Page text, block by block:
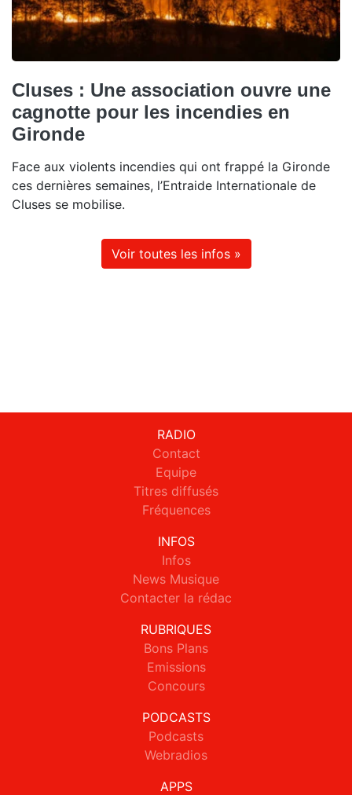
Cluses : Une association ouvre une
cagnotte pour les incendies en
Gironde
Face aux violents incendies qui ont frappé la Gironde
ces dernières semaines, l’Entraide Internationale de
Cluses se mobilise.
Voir toutes les infos »
RADIO
Contact
Equipe
Titres diffusés
Fréquences
INFOS
Infos
News Musique
Contacter la rédac
RUBRIQUES
Bons Plans
Emissions
Concours
PODCASTS
Podcasts
Webradios
APPS